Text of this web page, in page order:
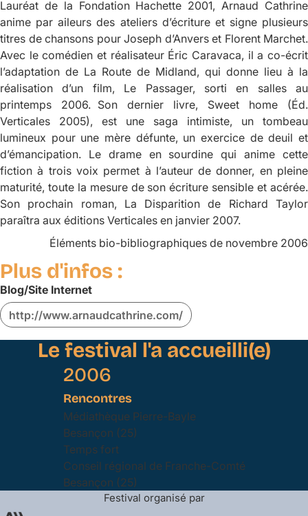
Lauréat de la Fondation Hachette 2001, Arnaud Cathrine
anime par aileurs des ateliers d’écriture et signe plusieurs
titres de chansons pour Joseph d’Anvers et Florent Marchet.
Avec le comédien et réalisateur Éric Caravaca, il a co-écrit
l’adaptation de La Route de Midland, qui donne lieu à la
réalisation d’un film, Le Passager, sorti en salles au
printemps 2006. Son dernier livre, Sweet home (Éd.
Verticales 2005), est une saga intimiste, un tombeau
lumineux pour une mère défunte, un exercice de deuil et
d’émancipation. Le drame en sourdine qui anime cette
fiction à trois voix permet à l’auteur de donner, en pleine
maturité, toute la mesure de son écriture sensible et acérée.
Son prochain roman, La Disparition de Richard Taylor
paraîtra aux éditions Verticales en janvier 2007.
Éléments bio-bibliographiques de novembre 2006
Plus d'infos :
Blog/Site Internet
http://www.arnaudcathrine.com/
Le festival l'a accueilli(e)
2006
Rencontres
Médiathèque Pierre-Bayle
Besançon (25)
Temps fort
Conseil régional de Franche-Comté
Besançon (25)
Festival organisé par